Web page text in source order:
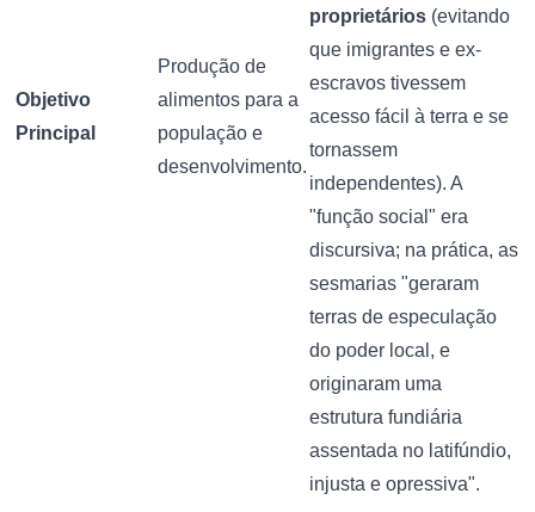
Objetivo
Principal
Produção de
alimentos para a
população e
desenvolvimento.
proprietários (evitando
que imigrantes e ex-
escravos tivessem
acesso fácil à terra e se
tornassem
independentes). A
"função social" era
discursiva; na prática, as
sesmarias "geraram
terras de especulação
do poder local, e
originaram uma
estrutura fundiária
assentada no latifúndio,
injusta e opressiva".